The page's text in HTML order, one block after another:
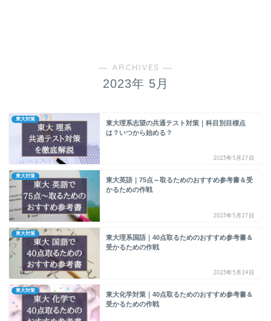
― ARCHIVES ―
2023年 5月
東大対策
東大理系志望の共通テスト対策｜科目別目標点
は？いつから始める？
2023年5月27日
東大対策
東大英語｜75点～取るためのおすすめ参考書＆受
かるための作戦
2023年5月27日
東大対策
東大理系国語｜40点取るためのおすすめ参考書＆
受かるための作戦
2023年5月24日
東大対策
東大化学対策｜40点取るためのおすすめ参考書＆
受かるための作戦